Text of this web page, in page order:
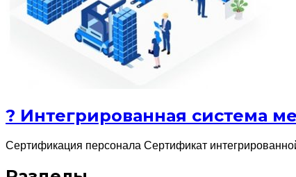
? Интегрированная система
Сертификация персонала Сертификат